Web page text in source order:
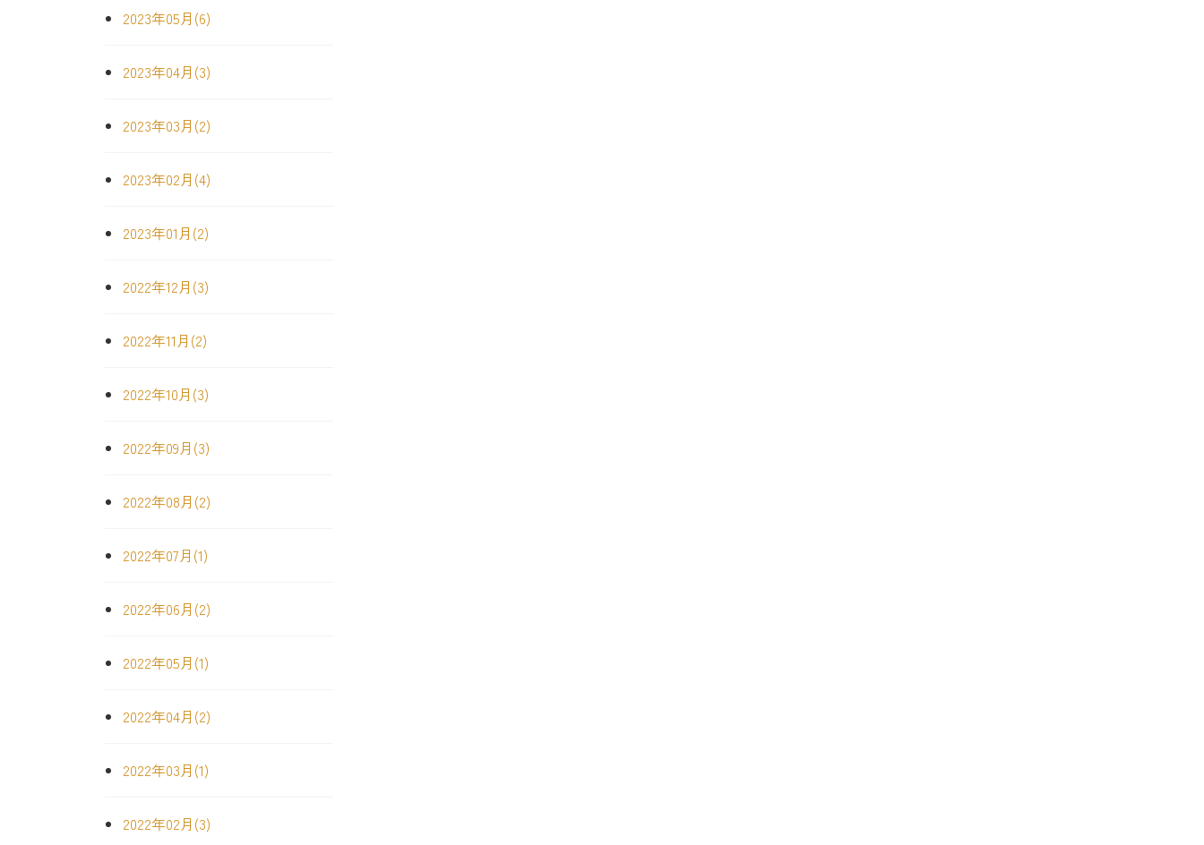
2023年05月(6)
2023年04月(3)
2023年03月(2)
2023年02月(4)
2023年01月(2)
2022年12月(3)
2022年11月(2)
2022年10月(3)
2022年09月(3)
2022年08月(2)
2022年07月(1)
2022年06月(2)
2022年05月(1)
2022年04月(2)
2022年03月(1)
2022年02月(3)